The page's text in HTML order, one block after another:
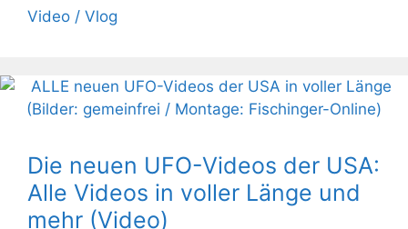
Video / Vlog
Die neuen UFO-Videos der USA:
Alle Videos in voller Länge und
mehr (Video)